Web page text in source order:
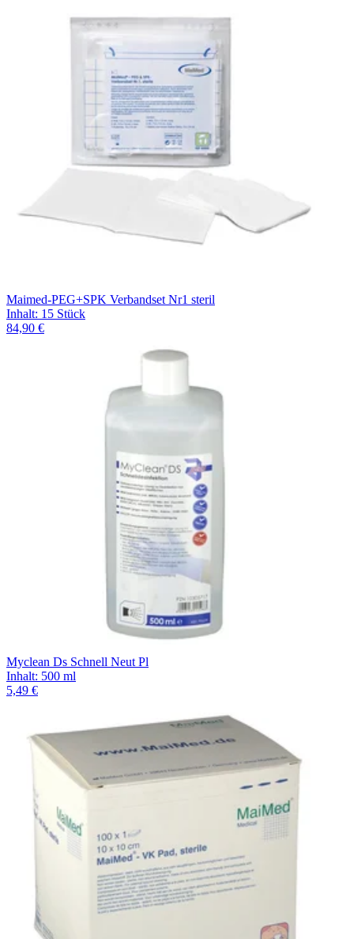
Maimed-PEG+SPK Verbandset Nr1 steril
Inhalt: 15 Stück
84,90 €
Myclean Ds Schnell Neut Pl
Inhalt: 500 ml
5,49 €